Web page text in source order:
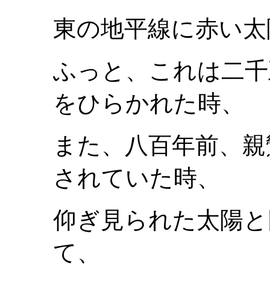
東の地平線に赤い
ふっと、これは二
をひらかれた時、
また、八百年前、
されていた時、
仰ぎ見られた太陽
て、